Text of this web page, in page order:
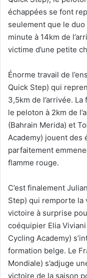
échappées se font
seulement que le duo
minute à 14km de
victime d’une petite
Énorme travail de
Quick Step) qui
3,5km de l’arrivée.
le peloton à 2km de
(Bahrain Merida) et
Academy) jouent des
parfaitement
flamme rouge.
C’est finalement
Step) qui remporte la
victoire à surprise
coéquipier Elia
Cycling Academy)
formation belge. Le
Mondiale) s’adjuge
victoire de la saison